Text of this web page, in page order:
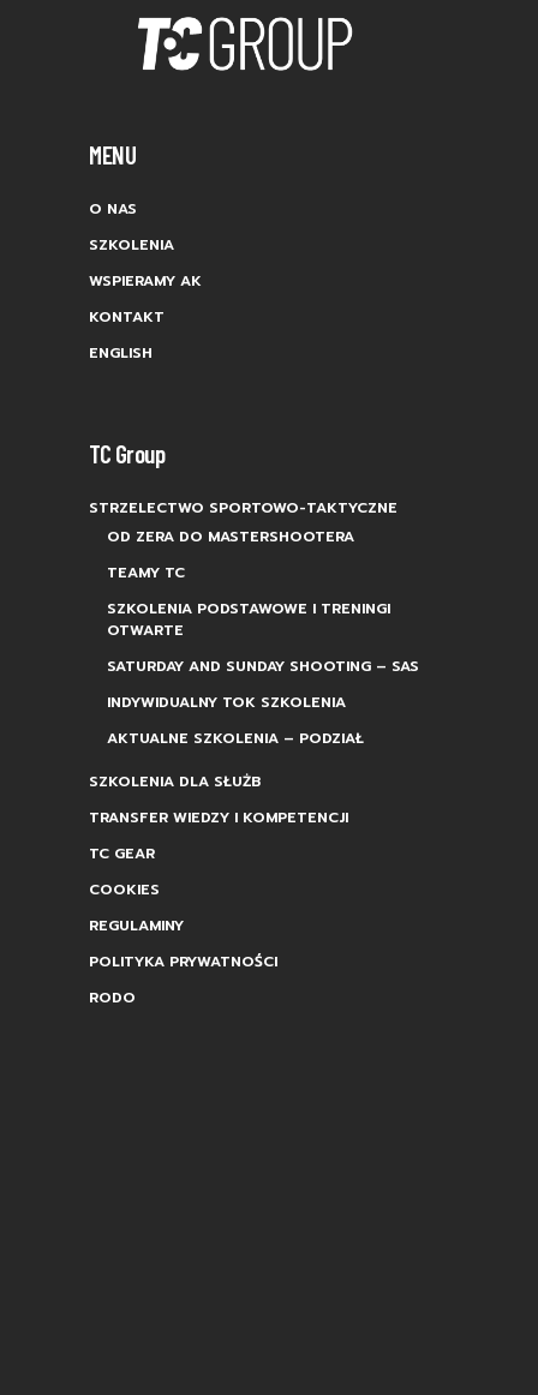
MENU
O NAS
SZKOLENIA
WSPIERAMY AK
KONTAKT
ENGLISH
TC Group
STRZELECTWO SPORTOWO-TAKTYCZNE
OD ZERA DO MASTERSHOOTERA
TEAMY TC
SZKOLENIA PODSTAWOWE I TRENINGI
OTWARTE
SATURDAY AND SUNDAY SHOOTING – SAS
INDYWIDUALNY TOK SZKOLENIA
AKTUALNE SZKOLENIA – PODZIAŁ
SZKOLENIA DLA SŁUŻB
TRANSFER WIEDZY I KOMPETENCJI
TC GEAR
COOKIES
REGULAMINY
POLITYKA PRYWATNOŚCI
RODO